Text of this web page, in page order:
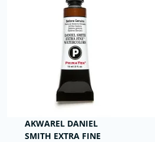
AKWAREL DANIEL
SMITH EXTRA FINE